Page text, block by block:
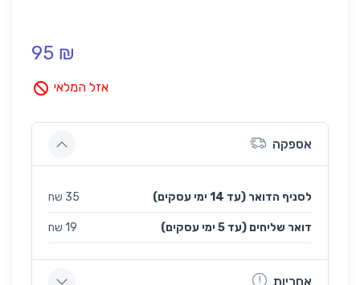
95 ₪
אזל המלאי
אספקה
לסניף הדואר (עד 14 ימי עסקים) 35 שח
(עד 5 ימי עסקים) דואר שליחים 19 שח
אחריות